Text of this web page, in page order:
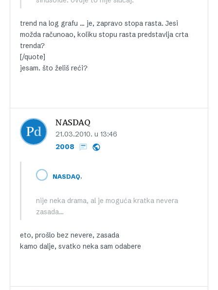
trend na log grafu … je, zapravo stopa rasta. Jesi
možda računoao, koliku stopu rasta predstavlja crta
trenda?
[/quote]
jesam. što želiš reći?
NASDAQ
21.03.2010. u 13:46
2008
NASDAQ,
nije neka drama, al je moguća kratka nevera
zasada…
eto, prošlo bez nevere, zasada
kamo dalje, svatko neka sam odabere